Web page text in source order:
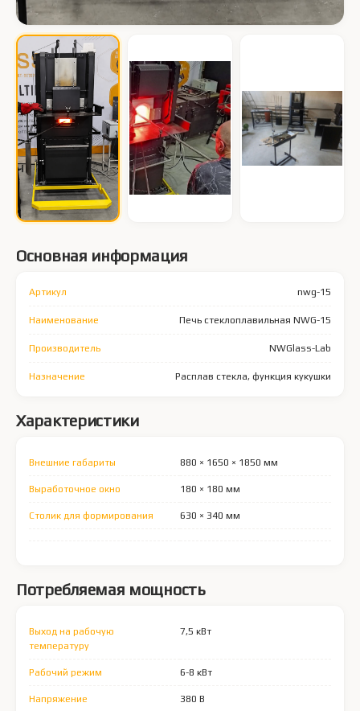
Основная информация
Артикул nwg-15
Наименование Печь стеклоплавильная NWG-15
Производитель NWGlass-Lab
Назначение Расплав стекла, функция кукушки
Характеристики
Внешние габариты 880 × 1650 × 1850 мм
Выработочное окно 180 × 180 мм
Столик для формирования 630 × 340 мм
Потребляемая мощность
Выход на рабочую
температуру
7,5 кВт
Рабочий режим 6-8 кВт
Напряжение 380 В